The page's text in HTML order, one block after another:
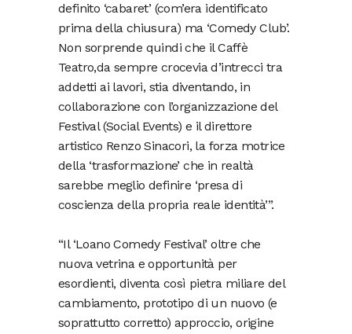
definito ‘cabaret’ (com’era identificato
prima della chiusura) ma ‘Comedy Club’.
Non sorprende quindi che il Caffè
Teatro,da sempre crocevia d’intrecci tra
addetti ai lavori, stia diventando, in
collaborazione con l’organizzazione del
Festival (Social Events) e il direttore
artistico Renzo Sinacori, la forza motrice
della ‘trasformazione’ che in realtà
sarebbe meglio definire ‘presa di
coscienza della propria reale identità’”.
“Il ‘Loano Comedy Festival’ oltre che
nuova vetrina e opportunità per
esordienti, diventa così pietra miliare del
cambiamento, prototipo di un nuovo (e
soprattutto corretto) approccio, origine